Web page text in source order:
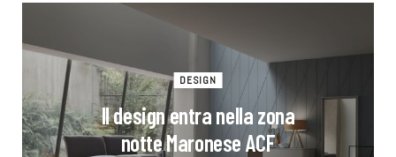
DESIGN
Il design entra nella zona
notte Maronese ACF